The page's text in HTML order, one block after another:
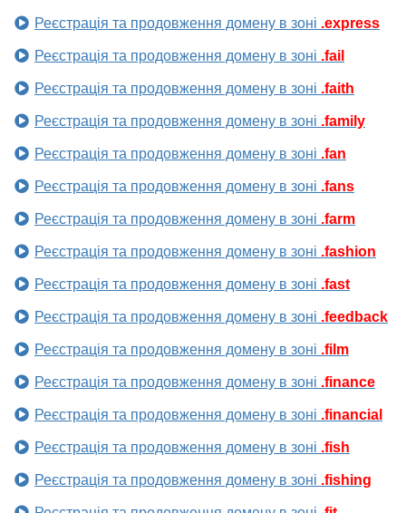
Реєстрація та продовження домену в зоні .express
Реєстрація та продовження домену в зоні .fail
Реєстрація та продовження домену в зоні .faith
Реєстрація та продовження домену в зоні .family
Реєстрація та продовження домену в зоні .fan
Реєстрація та продовження домену в зоні .fans
Реєстрація та продовження домену в зоні .farm
Реєстрація та продовження домену в зоні .fashion
Реєстрація та продовження домену в зоні .fast
Реєстрація та продовження домену в зоні .feedback
Реєстрація та продовження домену в зоні .film
Реєстрація та продовження домену в зоні .finance
Реєстрація та продовження домену в зоні .financial
Реєстрація та продовження домену в зоні .fish
Реєстрація та продовження домену в зоні .fishing